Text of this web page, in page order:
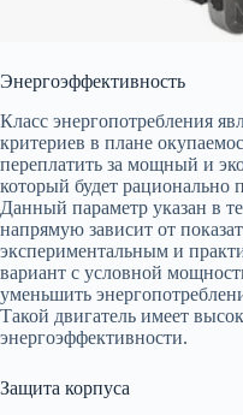
Энергоэффективность
Класс энергопотребления
критериев в плане
переплатить за мощный и
который будет рационально
Данный параметр указан в
напрямую зависит от
экспериментальным и
вариант с условной
уменьшить
Такой двигатель имеет
энергоэффективности.
Защита корпуса